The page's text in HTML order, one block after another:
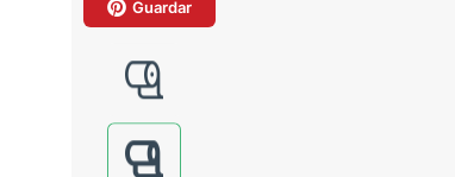
Guardar